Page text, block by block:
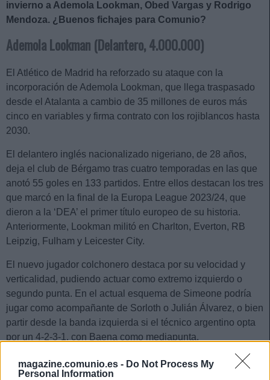
magazine.comunio.es - Do Not Process My
Personal Information
invierno a Ademola Lookman, Obed Vargas y Rodrigo
Mendoza. ¿Buenos fichajes para Comunio?
Ademola Lookman (Delantero, 4.000.000)
El Atlético de Madrid ha reforzado su ataque con la
incorporación de Ademola Lookman, que llega traspasado
desde el Atalanta a cambio de 35 millones de euros más
cinco en variables y firma contrato con los rojiblancos hasta
2030.
El delantero inglés nacionalizado nigeriano, de 28 años,
deja el club de Bérgamo tras cuatro temporadas en las que
anotó 55 goles en 133 partidos. Entre ellos destacan los tres
que marcó en la final de la Europa League 2023/24, que
dieron a la ‘DEA’ el primer título europeo de su historia.
Anteriormente, Lookman militó en Charlton, Everton, RB
Leipzig, Fulham y Leicester City.
El nuevo jugador colchonero destaca por su velocidad y
verticalidad, pudiendo actuar como extremo izquierdo o
segundo punta. En el actual esquema de Simeone podría
jugar como acompañante de Sorloth o Julián Álvarez, o bien
partir desde la banda izquierda si el técnico argentino opta
por un 4-2-3-1, con Baena como mediapunta.
Lookman viene de disputar la Copa África con Nigeria, en la
que ofreció un buen rendimiento, con 3 goles y 4